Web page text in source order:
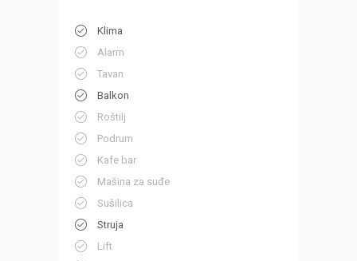
Klima
Alarm
Tavan
Balkon
Roštilj
Podrum
Kafe bar
Mašina za suđe
Sušilica
Struja
Lift